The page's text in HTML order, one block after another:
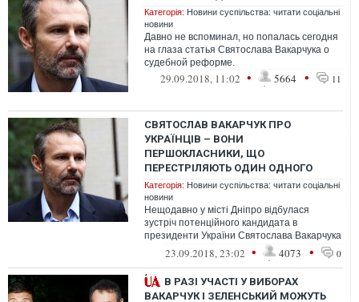
Категорія: Новини суспільства: читати соціальні
новини
Давно не вспоминал, но попалась сегодня
на глаза статья Святослава Вакарчука о
судебной реформе.
29.09.2018, 11:02 • 5664 • 11
СВЯТОСЛАВ ВАКАРЧУК ПРО
УКРАЇНЦІВ – ВОНИ
ПЕРШОКЛАСНИКИ, ЩО
ПЕРЕСТРІЛЯЮТЬ ОДИН ОДНОГО
Категорія: Новини суспільства: читати соціальні
новини
Нещодавно у місті Дніпро відбулася
зустріч потенційного кандидата в
президенти України Святослава Вакарчука
із місцевими підприємцями, яку
23.09.2018, 23:02 • 4073 • 0
В РАЗІ УЧАСТІ У ВИБОРАХ
ВАКАРЧУК І ЗЕЛЕНСЬКИЙ МОЖУТЬ